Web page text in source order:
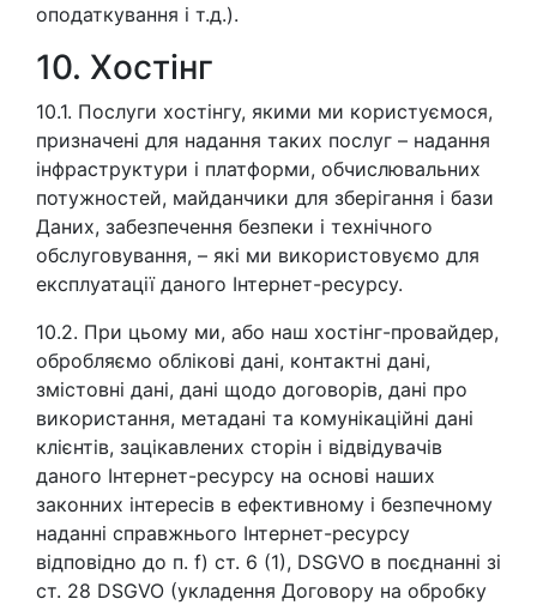
оподаткування і т.д.).
10. Xостінг
10.1. Послуги хостінгу, якими ми користуємося,
призначені для надання таких послуг – надання
інфраструктури і платформи, обчислювальних
потужностей, майданчики для зберігання і бази
Даних, забезпечення безпеки і технічного
обслуговування, – які ми використовуємо для
експлуатації даного Інтернет-ресурсу.
10.2. При цьому ми, або наш хостінг-провайдер,
обробляємо облікові дані, контактні дані,
змістовні дані, дані щодо договорів, дані про
використання, метадані та комунікаційні дані
клієнтів, зацікавлених сторін і відвідувачів
даного Інтернет-ресурсу на основі наших
законних інтересів в ефективному і безпечному
наданні справжнього Інтернет-ресурсу
відповідно до п. f) ст. 6 (1), DSGVO в поєднанні зі
ст. 28 DSGVO (укладення Договору на обробку